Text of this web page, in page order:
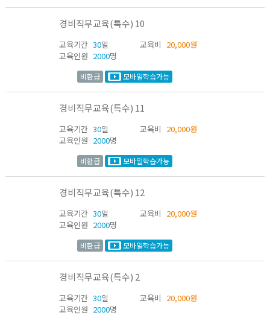
고객지원센터
경비직무교육(특수) 10
교육기간 30일 교육비 20,000원
교육인원 2000명
비환급 모바일학습가능
경비직무교육(특수) 11
교육기간 30일 교육비 20,000원
교육인원 2000명
비환급 모바일학습가능
경비직무교육(특수) 12
교육기간 30일 교육비 20,000원
교육인원 2000명
비환급 모바일학습가능
경비직무교육(특수) 2
교육기간 30일 교육비 20,000원
교육인원 2000명